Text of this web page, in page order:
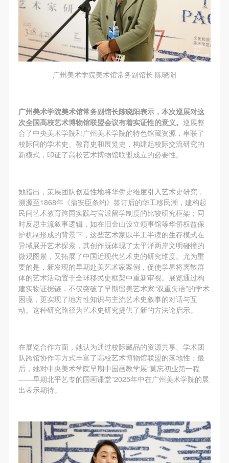
广州美术学院美术馆常务副馆长 陈晓阳
广州美术学院美术馆常务副馆长陈晓阳表示，本次巡展对这
次全国高校艺术博物馆联盟会议有着实证性的意义。 巡展整
合了中央美术学院和广州美术学院的特色馆藏资源，串联了
校际间的学术史、教育史和展览史，构建起校际交流研究的
新模式，印证了高校艺术博物馆联盟成立的必要性。
她指出，策展团队创造性地将华侨史维度引入艺术史研究，
溯源至1868年《蒲安臣条约》签订后的华工移民潮，建构起
民间艺术教育跨国实践与官派留学制度的比较研究框架；同
时反思主流叙事逻辑，如在旧金山设立领事馆等华侨权益保
护机制形成的背景下，这些艺术家以半工半读的生存模式在
异域展开艺术探索，其创作既体现了太平洋两岸文明碰撞的
微观图景，又拓展了中国近现代艺术史的研究维度。尤为重
要的是，新发现的早期赴美艺术家案例，促使学界将离散群
体的艺术活动置于全球移民史框架中重新审视。展览通过构
建实物证据链，不仅突破了早期留美艺术家“双重失语”的学术
困境，更实现了地方性知识与主流艺术史叙事的对话与互
动。这种研究路径为艺术史研究提供了新的方法论启示。
在展览合作方面，她认为通过校际藏品的资源共享、学术团
队跨馆协作等方式丰富了高校艺术博物馆联盟的落地性；最
后，她对中央美术学院早期中国画教学展“莫忘初业第一程
——早期北平艺专的国画课堂”2025年中在广州美术学院的展
出表示期待。